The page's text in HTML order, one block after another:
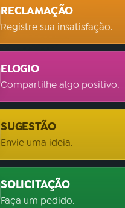
RECLAMAÇÃO
Registre sua insatisfação.
ELOGIO
Compartilhe algo positivo.
SUGESTÃO
Envie uma ideia.
SOLICITAÇÃO
Faça um pedido.